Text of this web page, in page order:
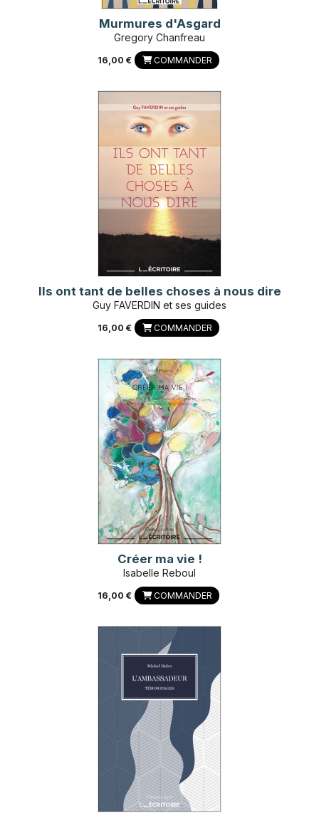
Murmures d'Asgard
Gregory Chanfreau
16,00 € COMMANDER
Ils ont tant de belles choses à nous dire
Guy FAVERDIN et ses guides
16,00 € COMMANDER
Créer ma vie !
Isabelle Reboul
16,00 € COMMANDER